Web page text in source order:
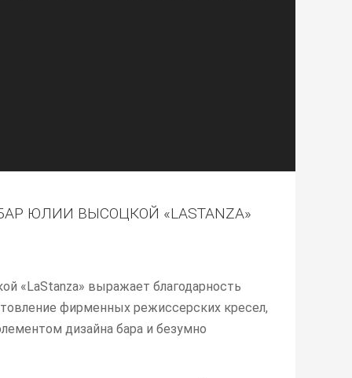
ЮЛИИ ВЫСОЦКОЙ «LASTANZA»
«LaStanza» выражает благодарность
фирменных режиссерских кресел,
дизайна бара и безумно